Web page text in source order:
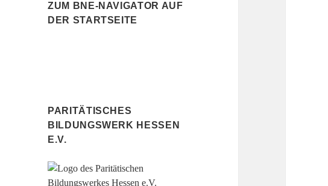
ZUM BNE-NAVIGATOR AUF
DER STARTSEITE
PARITÄTISCHES
BILDUNGSWERK HESSEN
E.V.